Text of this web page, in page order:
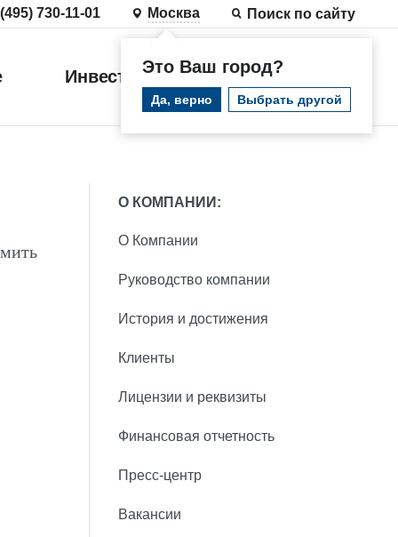
730-11-01 Москва
Это Ваш город?
Да, верно Выбрать другой
Поиск по сайту
Инвестиции
О КОМПАНИИ:
О Компании
Руководство компании
История и достижения
Клиенты
Лицензии и реквизиты
Финансовая отчетность
Пресс-центр
Вакансии